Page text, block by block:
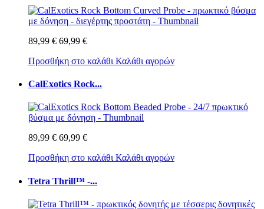
89,99 € 69,99 €
Προσθήκη στο καλάθι Καλάθι αγορών
CalExotics Rock...
89,99 € 69,99 €
Προσθήκη στο καλάθι Καλάθι αγορών
Tetra Thrill™ -...